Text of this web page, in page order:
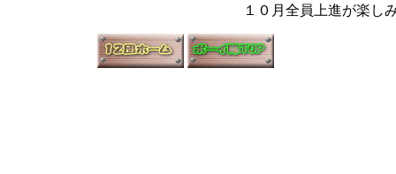
１０月全員上進が楽し